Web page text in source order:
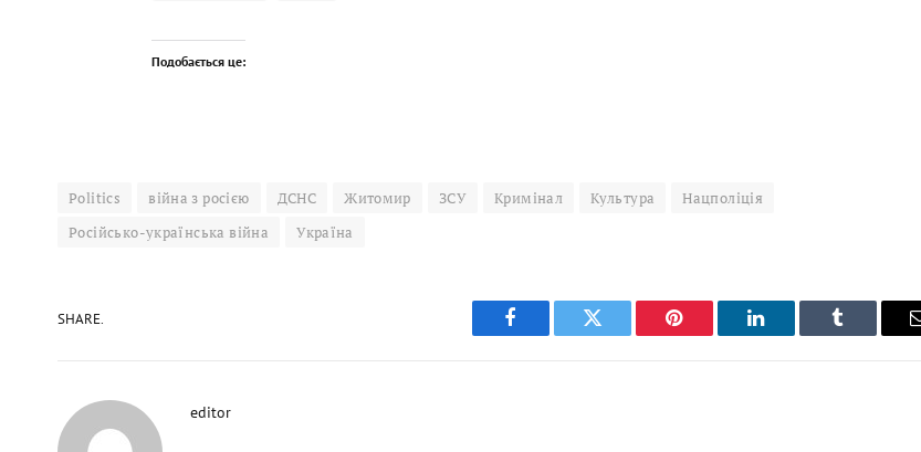
Подобається це:
Politics війна з росією ДСНС Житомир ЗСУ Кримінал Культура
Нацполіція
Російсько-українська війна
Україна
SHARE.
Facebook Twitter Pinterest LinkedIn Tumblr
editor